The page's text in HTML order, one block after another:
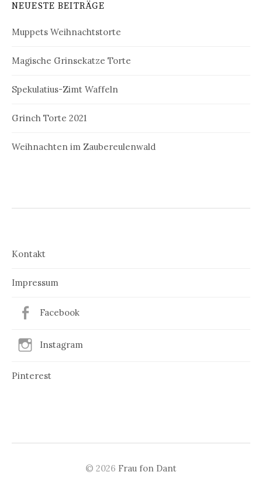
NEUESTE BEITRÄGE
Muppets Weihnachtstorte
Magische Grinsekatze Torte
Spekulatius-Zimt Waffeln
Grinch Torte 2021
Weihnachten im Zaubereulenwald
Kontakt
Impressum
Facebook
Instagram
Pinterest
© 2026 Frau fon Dant